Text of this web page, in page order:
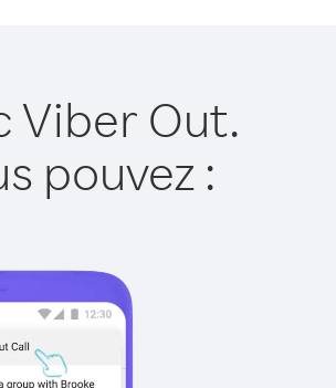
Viber Out.
pouvez :